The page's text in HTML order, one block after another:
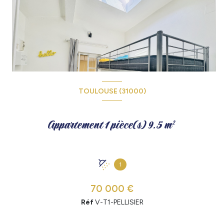
+2
TOULOUSE (31000)
Appartement 1 pièce(s) 9.5 m²
1
70 000 €
RéfV-T1-PELLISIER